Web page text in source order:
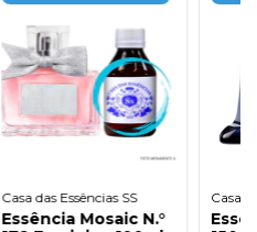
Casa das Essências SS
Essência Mosaic N.°
Casa